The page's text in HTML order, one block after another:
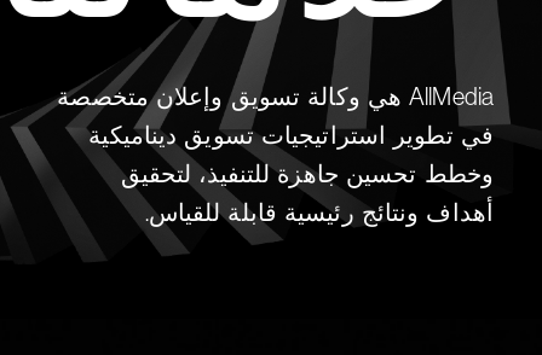
AllMedia هي وكالة تسويق وإعلان متخصصة
في تطوير استراتيجيات تسويق ديناميكية
وخطط تحسين جاهزة للتنفيذ، لتحقيق
أهداف ونتائج رئيسية قابلة للقياس.